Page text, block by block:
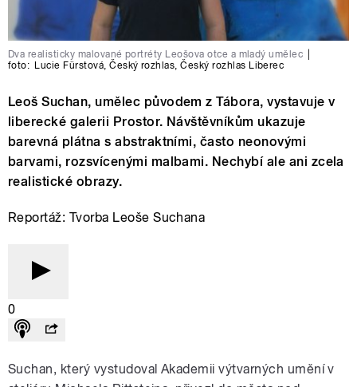
Dva realisticky malované portréty Leošova otce a mladý umělec
foto: Lucie Fürstová,Český rozhlas,Český rozhlas Liberec
Leoš Suchan, umělec původem z Tábora, vystavuje v
liberecké galerii Prostor. Návštěvníkům ukazuje
barevná plátna s abstraktními, často neonovými
barvami, rozsvícenými malbami. Nechybí ale ani zcela
realistické obrazy.
Reportáž: Tvorba Leoše Suchana
0
Suchan, který vystudoval Akademii výtvarných umění v